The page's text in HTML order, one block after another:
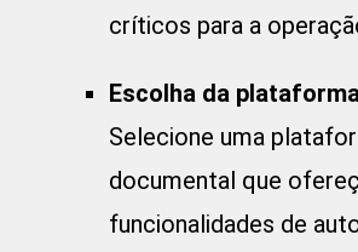
críticos para a
Escolha da
Selecione uma
documental que
funcionalidades de